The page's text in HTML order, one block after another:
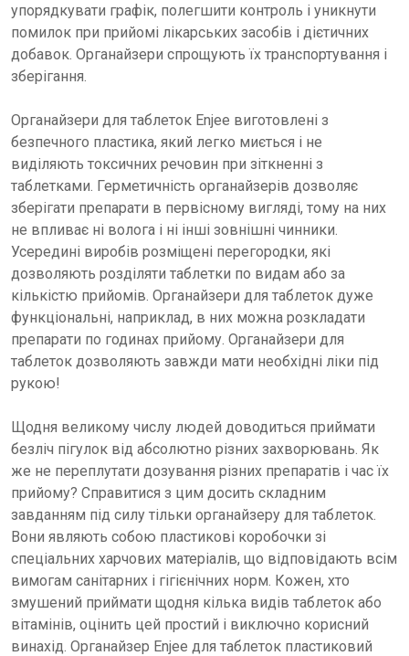
упорядкувати графік, полегшити контроль і уникнути
помилок при прийомі лікарських засобів і дієтичних
добавок. Органайзери спрощують їх транспортування і
зберігання.
Органайзери для таблеток Enjee виготовлені з
безпечного пластика, який легко миється і не
виділяють токсичних речовин при зіткненні з
таблетками. Герметичність органайзерів дозволяє
зберігати препарати в первісному вигляді, тому на них
не впливає ні волога і ні інші зовнішні чинники.
Усередині виробів розміщені перегородки, які
дозволяють розділяти таблетки по видам або за
кількістю прийомів. Органайзери для таблеток дуже
функціональні, наприклад, в них можна розкладати
препарати по годинах прийому. Органайзери для
таблеток дозволяють завжди мати необхідні ліки під
рукою!
Щодня великому числу людей доводиться приймати
безліч пігулок від абсолютно різних захворювань. Як
же не переплутати дозування різних препаратів і час їх
прийому? Справитися з цим досить складним
завданням під силу тільки органайзеру для таблеток.
Вони являють собою пластикові коробочки зі
спеціальних харчових матеріалів, що відповідають всім
вимогам санітарних і гігієнічних норм. Кожен, хто
змушений приймати щодня кілька видів таблеток або
вітамінів, оцінить цей простий і виключно корисний
винахід. Органайзер Enjee для таблеток пластиковий